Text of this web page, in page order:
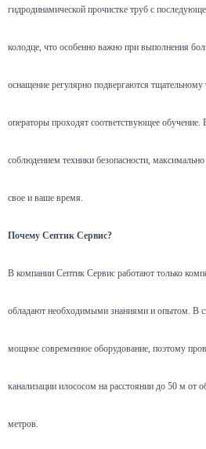
гидродинамической прочистке труб с
колодце, что особенно важно при выполнения
оснащение регулярно подвергаются тщательному
операторы проходят соответствующее
соблюдением техники безопасности,
свое и ваше время.
Почему Септик Сервис?
В компании Септик Сервис работают только
обладают необходимыми знаниями и опытом. В
мощное современное оборудование, поэтому
канализации илососом на расстоянии до 50 м от
метров.